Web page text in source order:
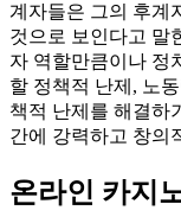
계자들은 그의 후계
것으로 보인다고 말
자 역할만큼이나 정
할 정책적 난제, 노
책적 난제를 해결하
간에 강력하고 창의
온라인 카지